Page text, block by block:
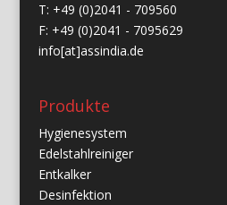
T: +49 (0)2041 - 709560
F: +49 (0)2041 - 7095629
info[at]assindia.de
Produkte
Hygienesystem
Edelstahlreiniger
Entkalker
Desinfektion